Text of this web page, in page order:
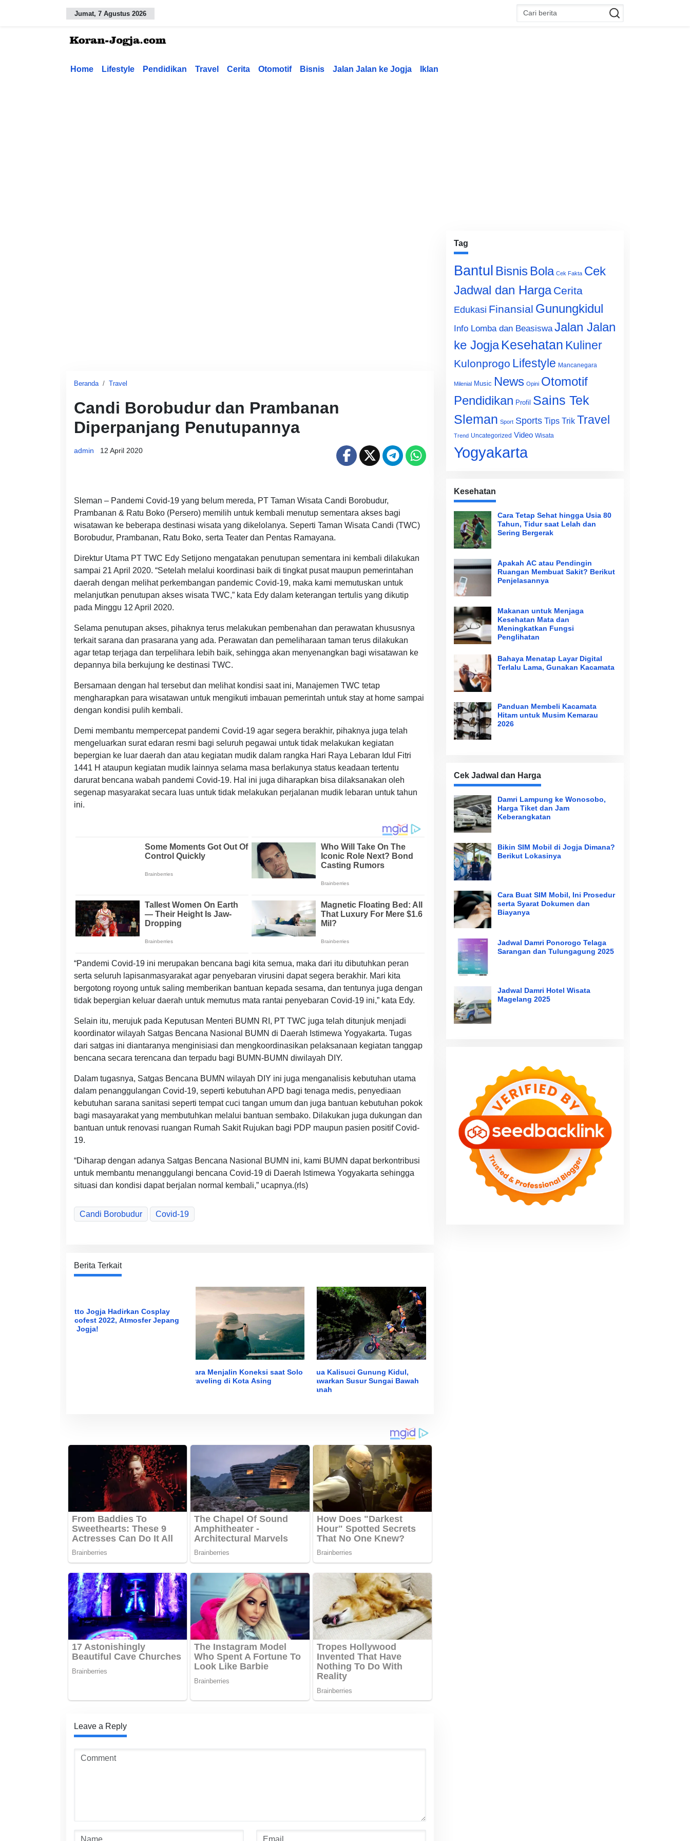
Jumat, 7 Agustus 2026
Home Lifestyle Pendidikan Travel Cerita Otomotif Bisnis Jalan Jalan ke Jogja Iklan
Beranda Travel
Candi Borobudur dan Prambanan
Diperpanjang Penutupannya
admin 12 April 2020
Sleman – Pandemi Covid-19 yang belum mereda, PT Taman Wisata Candi Borobudur,
Prambanan & Ratu Boko (Persero) memilih untuk kembali menutup sementara akses bagi
wisatawan ke beberapa destinasi wisata yang dikelolanya. Seperti Taman Wisata Candi (TWC)
Borobudur, Prambanan, Ratu Boko, serta Teater dan Pentas Ramayana.
Direktur Utama PT TWC Edy Setijono mengatakan penutupan sementara ini kembali dilakukan
sampai 21 April 2020. “Setelah melalui koordinasi baik di tingkat pusat maupun pemerintahan
daerah dengan melihat perkembangan pandemic Covid-19, maka kami memutuskan untuk
melanjutkan penutupan akses wisata TWC,” kata Edy dalam keterangan tertulis yang dikutip
pada Minggu 12 April 2020.
Selama penutupan akses, pihaknya terus melakukan pembenahan dan perawatan khususnya
terkait sarana dan prasarana yang ada. Perawatan dan pemeliharaan taman terus dilakukan
agar tetap terjaga dan terpelihara lebih baik, sehingga akan menyenangkan bagi wisatawan ke
depannya bila berkujung ke destinasi TWC.
Bersamaan dengan hal tersebut dan melihat kondisi saat ini, Manajemen TWC tetap
mengharapkan para wisatawan untuk mengikuti imbauan pemerintah untuk stay at home sampai
dengan kondisi pulih kembali.
Demi membantu mempercepat pandemi Covid-19 agar segera berakhir, pihaknya juga telah
mengeluarkan surat edaran resmi bagi seluruh pegawai untuk tidak melakukan kegiatan
bepergian ke luar daerah dan atau kegiatan mudik dalam rangka Hari Raya Lebaran Idul Fitri
1441 H ataupun kegiatan mudik lainnya selama masa berlakunya status keadaan tertentu
darurat bencana wabah pandemi Covid-19. Hal ini juga diharapkan bisa dilaksanakan oleh
segenap masyarakat secara luas untuk tidak melakukan perjalanan mudik lebaran untuk tahun
ini.
“Pandemi Covid-19 ini merupakan bencana bagi kita semua, maka dari itu dibutuhkan peran
serta seluruh lapisanmasyarakat agar penyebaran virusini dapat segera berakhir. Mari kita
bergotong royong untuk saling memberikan bantuan kepada sesama, dan tentunya juga dengan
tidak bepergian keluar daerah untuk memutus mata rantai penyebaran Covid-19 ini,” kata Edy.
Selain itu, merujuk pada Keputusan Menteri BUMN RI, PT TWC juga telah ditunjuk menjadi
koordinator wilayah Satgas Bencana Nasional BUMN di Daerah Istimewa Yogyakarta. Tugas
dari satgas ini diantaranya menginisiasi dan mengkoordinasikan pelaksanaan kegiatan tanggap
bencana secara terencana dan terpadu bagi BUMN-BUMN diwilayah DIY.
Dalam tugasnya, Satgas Bencana BUMN wilayah DIY ini juga menganalisis kebutuhan utama
dalam penanggulangan Covid-19, seperti kebutuhan APD bagi tenaga medis, penyediaan
kebutuhan sarana sanitasi seperti tempat cuci tangan umum dan juga bantuan kebutuhan pokok
bagi masayarakat yang membutuhkan melalui bantuan sembako. Dilakukan juga dukungan dan
bantuan untuk renovasi ruangan Rumah Sakit Rujukan bagi PDP maupun pasien positif Covid-
19.
“Diharap dengan adanya Satgas Bencana Nasional BUMN ini, kami BUMN dapat berkontribusi
untuk membantu menanggulangi bencana Covid-19 di Daerah Istimewa Yogyakarta sehingga
situasi dan kondisi dapat berjalan normal kembali,” ucapnya.(rls)
Candi Borobudur Covid-19
Berita Terkait
Litto Jogja Hadirkan Cosplay
Licofest 2022, Atmosfer Jepang
di Jogja!
Cara Menjalin Koneksi saat Solo
Traveling di Kota Asing
Gua Kalisuci Gunung Kidul,
Tawarkan Susur Sungai Bawah
Tanah
Leave a Reply
Tag
Bantul Bisnis Bola Cek Fakta Cek
Jadwal dan Harga Cerita
Edukasi Finansial Gunungkidul
Info Lomba dan Beasiswa Jalan Jalan
ke Jogja Kesehatan Kuliner
Kulonprogo Lifestyle Mancanegara
Milenial Music News Opini Otomotif
Pendidikan Profil Sains Tek
Sleman Sport Sports Tips Trik Travel
Trend Uncategorized Video Wisata
Yogyakarta
Kesehatan
Cara Tetap Sehat hingga Usia 80
Tahun, Tidur saat Lelah dan
Sering Bergerak
Apakah AC atau Pendingin
Ruangan Membuat Sakit? Berikut
Penjelasannya
Makanan untuk Menjaga
Kesehatan Mata dan
Meningkatkan Fungsi
Penglihatan
Bahaya Menatap Layar Digital
Terlalu Lama, Gunakan Kacamata
Panduan Membeli Kacamata
Hitam untuk Musim Kemarau
2026
Cek Jadwal dan Harga
Damri Lampung ke Wonosobo,
Harga Tiket dan Jam
Keberangkatan
Bikin SIM Mobil di Jogja Dimana?
Berikut Lokasinya
Cara Buat SIM Mobil, Ini Prosedur
serta Syarat Dokumen dan
Biayanya
Jadwal Damri Ponorogo Telaga
Sarangan dan Tulungagung 2025
Jadwal Damri Hotel Wisata
Magelang 2025